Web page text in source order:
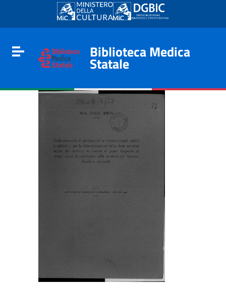
Go to content
Go to the navigation menu
Go to the footer
Toggle navigation
Biblioteca Medica
Statale